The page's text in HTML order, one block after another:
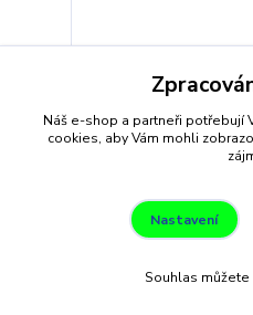
kšiltovka s vlajkou
Náš e-shop a partneři potřebují
cookies, aby Vám mohli
Nastavení
Souhlas